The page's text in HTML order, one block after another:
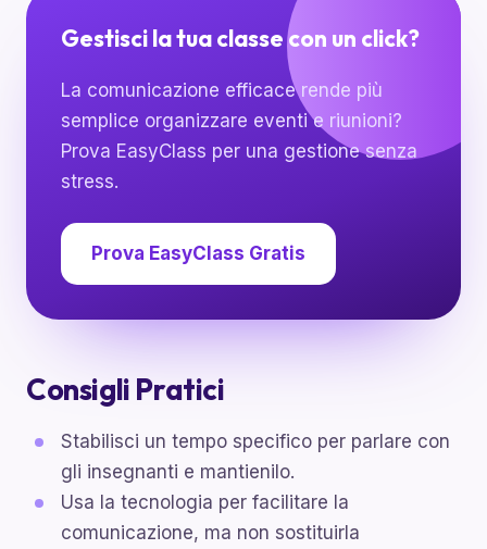
Gestisci la tua classe con un click?
La comunicazione efficace rende più
semplice organizzare eventi e riunioni?
Prova EasyClass per una gestione senza
stress.
Prova EasyClass Gratis
Consigli Pratici
Stabilisci un tempo specifico per parlare con
gli insegnanti e mantienilo.
Usa la tecnologia per facilitare la
comunicazione, ma non sostituirla